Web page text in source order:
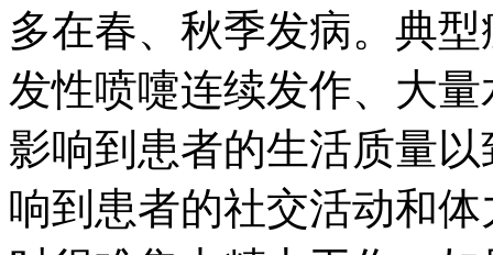
多在春、秋季发病。典
发性喷嚏连续发作、大
影响到患者的生活质量
响到患者的社交活动和